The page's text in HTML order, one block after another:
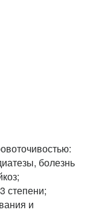
болезнь
степени;
и